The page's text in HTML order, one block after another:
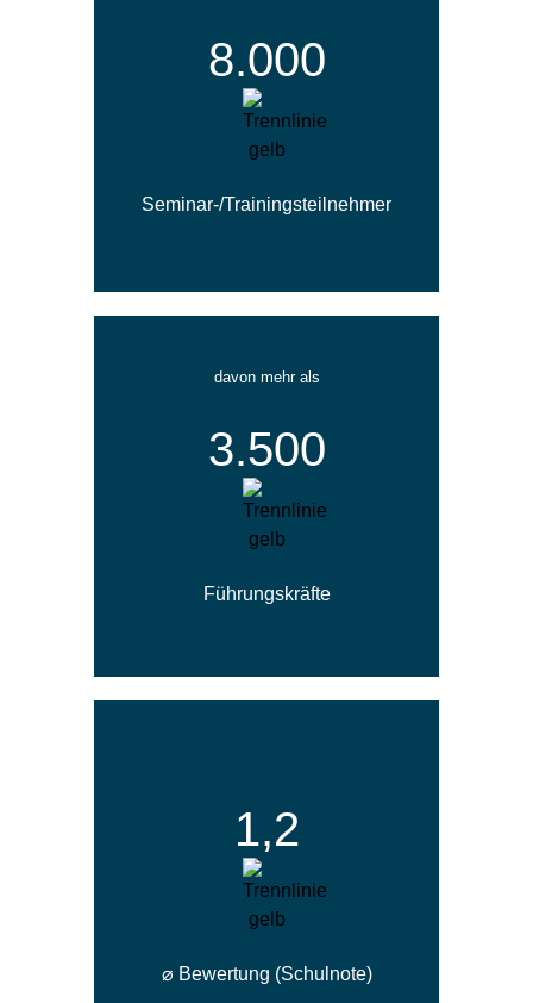
8.000
Seminar-/Trainings­teil­nehmer
davon mehr als
3.500
Führungskräfte
1,2
⌀ Bewertung (Schul­note)